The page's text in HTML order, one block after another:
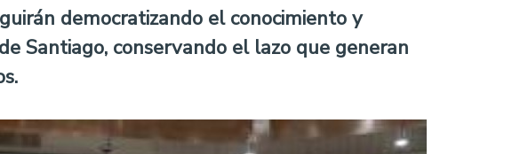
democratizando el conocimiento y
Santiago, conservando el lazo que generan